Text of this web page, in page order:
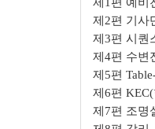
제2편 기사
제3편 시퀀
제4편 수변
제5편
제6편
제7편 조명